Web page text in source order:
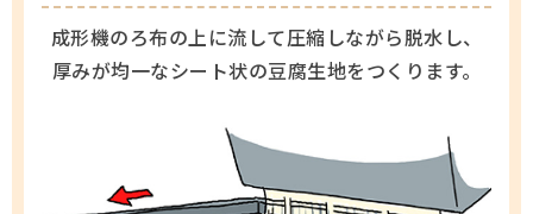
成形機のろ布の上に流して圧縮しながら脱水し、
厚みが均一なシート状の豆腐生地をつくります。